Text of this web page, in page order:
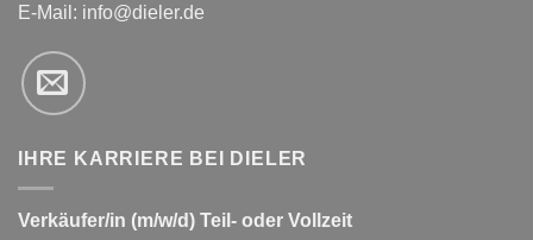
E-Mail: info@dieler.de
IHRE KARRIERE BEI DIELER
Verkäufer/in (m/w/d) Teil- oder Vollzeit